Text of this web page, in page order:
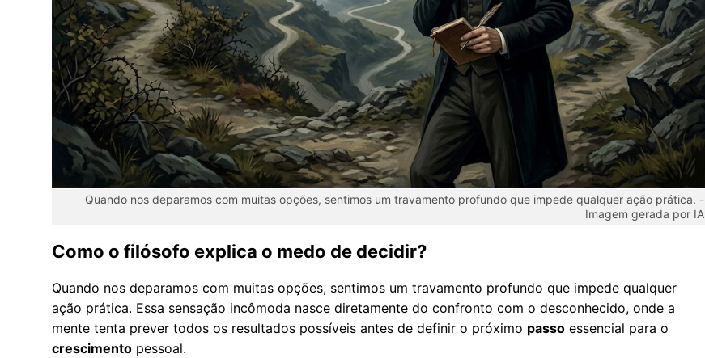
Quando nos deparamos com muitas opções, sentimos um travamento profundo que impede qualquer ação prática. -
Imagem gerada por IA
Como o filósofo explica o medo de decidir?
Quando nos deparamos com muitas opções, sentimos um travamento profundo que impede qualquer
ação prática. Essa sensação incômoda nasce diretamente do confronto com o desconhecido, onde a
mente tenta prever todos os resultados possíveis antes de definir o próximo passo essencial para o
crescimento pessoal.